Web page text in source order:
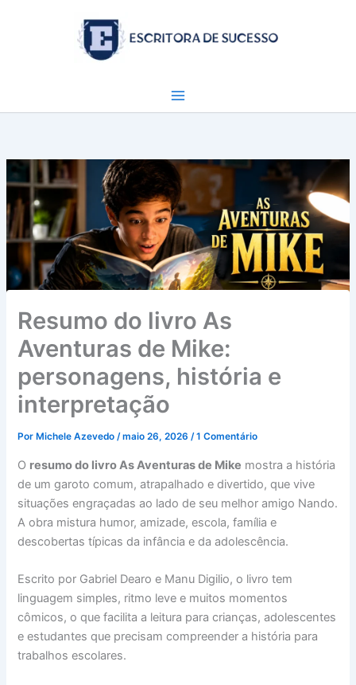
Resumo do livro As
Aventuras de Mike:
personagens, história e
interpretação
Por Michele Azevedo/maio 26, 2026/1 Comentário
O resumo do livro As Aventuras de Mike mostra a história
de um garoto comum, atrapalhado e divertido, que vive
situações engraçadas ao lado de seu melhor amigo Nando.
A obra mistura humor, amizade, escola, família e
descobertas típicas da infância e da adolescência.
Escrito por Gabriel Dearo e Manu Digilio, o livro tem
linguagem simples, ritmo leve e muitos momentos
cômicos, o que facilita a leitura para crianças, adolescentes
e estudantes que precisam compreender a história para
trabalhos escolares.